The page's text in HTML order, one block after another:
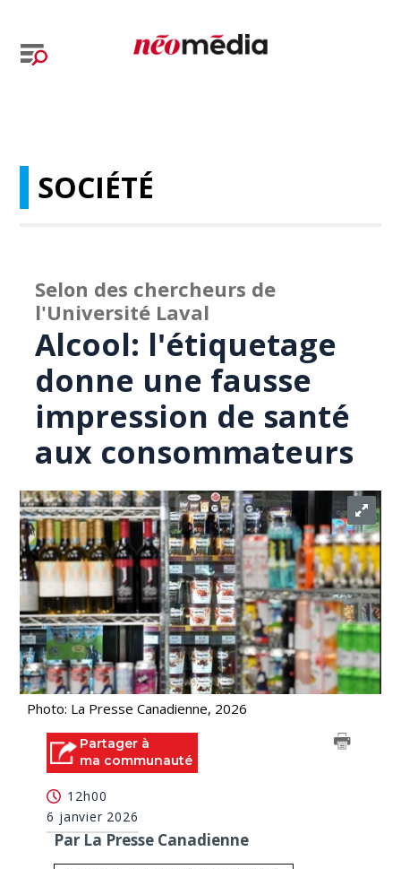
SOCIÉTÉ
Selon des chercheurs de
l'Université Laval
Alcool: l'étiquetage
donne une fausse
impression de santé
aux consommateurs
Photo: La Presse Canadienne, 2026
Partager à
ma communauté
12h00
6 janvier 2026
Par La Presse Canadienne